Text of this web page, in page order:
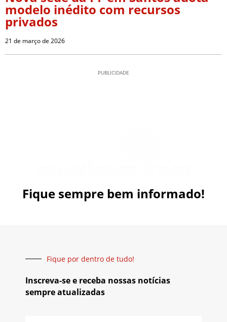
modelo inédito com recursos
privados
21 de março de 2026
PUBLICIDADE
Fique sempre bem informado!
Fique por dentro de tudo!
Inscreva-se e receba nossas notícias
sempre atualizadas